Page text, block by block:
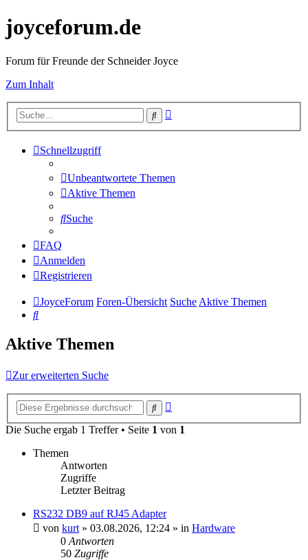
joyceforum.de
Forum für Freunde der Schneider Joyce
Zum Inhalt
Suche
Schnellzugriff
Unbeantwortete Themen
Aktive Themen
Suche
FAQ
Anmelden
Registrieren
JoyceForum Foren-Übersicht SucheAktive Themen
Suche
Aktive Themen
Zur erweiterten Suche
Suche
Die Suche ergab 1 Treffer • Seite 1 von 1
Themen
Antworten
Zugriffe
Letzter Beitrag
RS232 DB9 auf RJ45 Adapter
von kurt » 03.08.2026, 12:24 » in Hardware
0 Antworten
50 Zugriffe